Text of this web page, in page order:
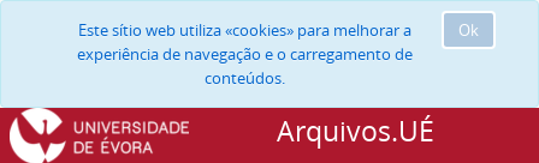
Ok
Este sítio web utiliza «cookies» para melhorar a
experiência de navegação e o carregamento de
conteúdos.
Arquivos.UÉ